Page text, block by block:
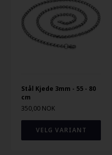
Stål Kjede 3mm - 55 - 80
cm
350,00 NOK
VELG VARIANT